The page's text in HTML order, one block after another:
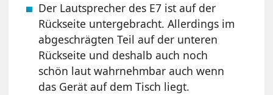
Der Lautsprecher des E7 ist auf der
Rückseite untergebracht. Allerdings im
abgeschrägten Teil auf der unteren
Rückseite und deshalb auch noch
schön laut wahrnehmbar auch wenn
das Gerät auf dem Tisch liegt.